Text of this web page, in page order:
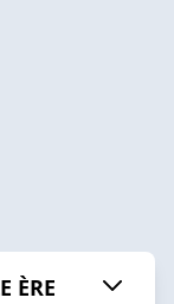
ÈRE